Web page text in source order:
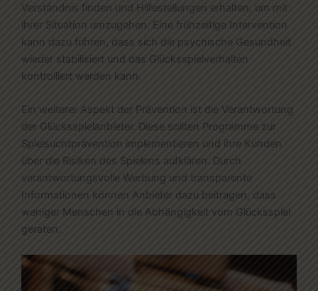
Verständnis finden und Hilfestellungen erhalten, um mit
ihrer Situation umzugehen. Eine frühzeitige Intervention
kann dazu führen, dass sich die psychische Gesundheit
wieder stabilisiert und das Glücksspielverhalten
kontrolliert werden kann.
Ein weiterer Aspekt der Prävention ist die Verantwortung
der Glücksspielanbieter. Diese sollten Programme zur
Spielsuchtprävention implementieren und ihre Kunden
über die Risiken des Spielens aufklären. Durch
verantwortungsvolle Werbung und transparente
Informationen können Anbieter dazu beitragen, dass
weniger Menschen in die Abhängigkeit vom Glücksspiel
geraten.